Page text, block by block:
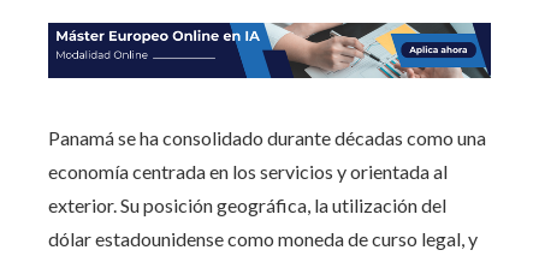
Panamá se ha consolidado durante décadas como una
economía centrada en los servicios y orientada al
exterior. Su posición geográfica, la utilización del
dólar estadounidense como moneda de curso legal, y